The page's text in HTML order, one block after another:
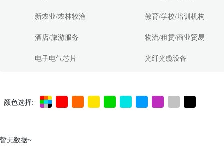
新农业/农林牧渔 教育/学校/培训机构
酒店/旅游服务 物流/租赁/商业贸易
电子电气芯片 光纤光缆设备
颜色选择:
暂无数据~